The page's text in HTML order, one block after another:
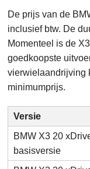
De prijs van de
inclusief btw. De
Momenteel is de
goedkoopste
vierwielaandrijving
minimumprijs.
Versie
BMW X3 20
basisversie